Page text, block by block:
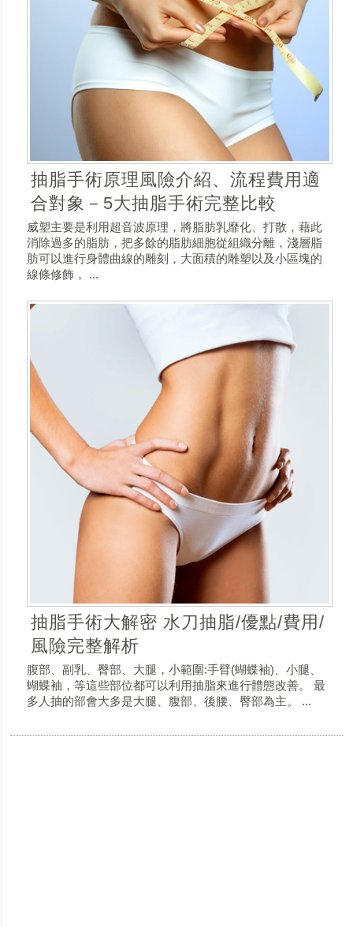
抽脂手術原理風險介紹、流程費用適
合對象－5大抽脂手術完整比較
威塑主要是利用超音波原理，將脂肪乳靡化、打散，藉此
消除過多的脂肪，把多餘的脂肪細胞從組織分離，淺層脂
肪可以進行身體曲線的雕刻，大面積的雕塑以及小區塊的
線條修飾， ...
抽脂手術大解密 水刀抽脂/優點/費用/
風險完整解析
腹部、副乳、臀部、大腿，小範圍:手臂(蝴蝶袖)、小腿、
蝴蝶袖，等這些部位都可以利用抽脂來進行體態改善。 最
多人抽的部會大多是大腿、腹部、後腰、臀部為主。 ...